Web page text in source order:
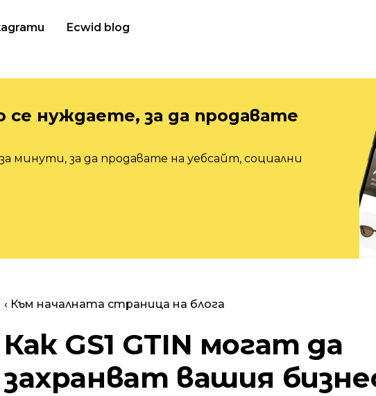
Ecwid blog
се нуждаете, за да продавате
минути, за да продавате на уебсайт, социални
‹ Към началната страница на блога
Как GS1 GTIN могат да
захранват вашия